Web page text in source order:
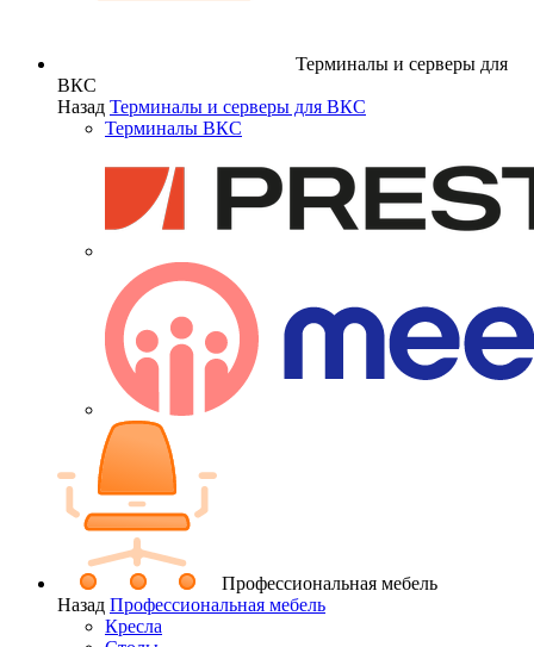
Терминалы и серверы для
ВКС
Назад Терминалы и серверы для ВКС
Терминалы ВКС
Профессиональная мебель
Назад Профессиональная мебель
Кресла